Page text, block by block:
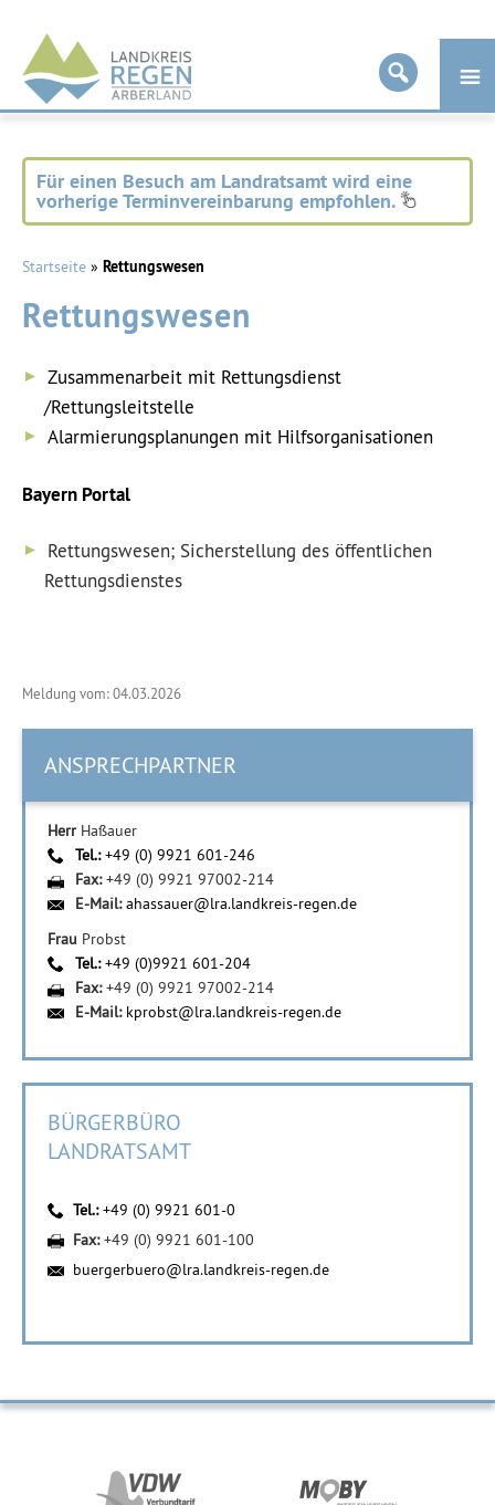
Landkreis
Regen
Für einen Besuch am Landratsamt wird eine
vorherige Terminvereinbarung empfohlen.
Startseite » Rettungswesen
Rettungswesen
Zusammenarbeit mit Rettungsdienst
/Rettungsleitstelle
Alarmierungsplanungen mit Hilfsorganisationen
Bayern Portal
Rettungswesen; Sicherstellung des öffentlichen
Rettungsdienstes
Meldung vom: 04.03.2026
ANSPRECHPARTNER
Herr Haßauer
Tel.:+49 (0) 9921 601-246
Fax:+49 (0) 9921 97002-214
E-Mail:ahassauer@lra.landkreis-regen.de
Frau Probst
Tel.:+49 (0)9921 601-204
Fax:+49 (0) 9921 97002-214
E-Mail: kprobst@lra.landkreis-regen.de
BÜRGERBÜRO
LANDRATSAMT
Tel.:+49 (0) 9921 601-0
Fax:+49 (0) 9921 601-100
buergerbuero@lra.landkreis-regen.de